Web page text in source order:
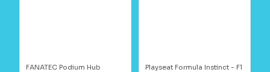
FANATEC Podium Hub
Playseat Formula Instinct - F1